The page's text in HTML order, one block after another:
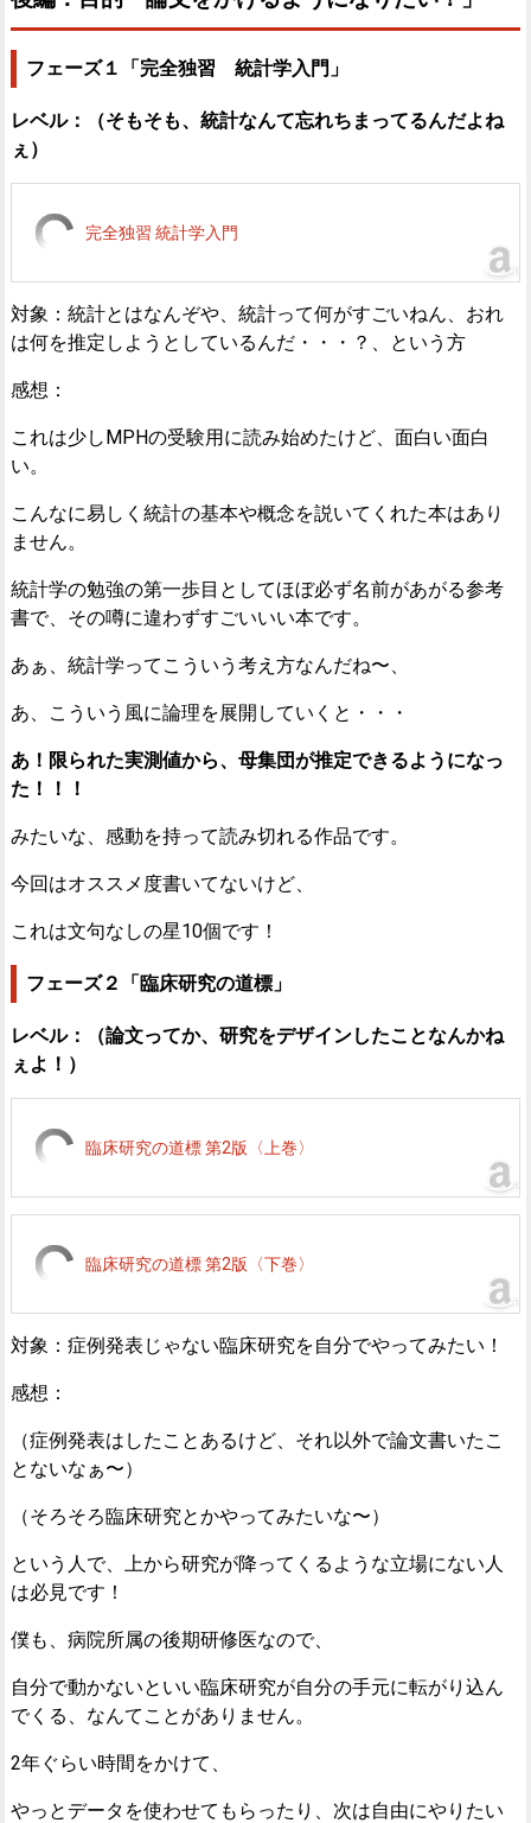
フェーズ１「完全独習 統計学入門」
レベル：（そもそも、統計なんて忘れちまってるんだよね
ぇ）
完全独習 統計学入門
対象：統計とはなんぞや、統計って何がすごいねん、おれ
は何を推定しようとしているんだ・・・？、という方
感想：
これは少しMPHの受験用に読み始めたけど、面白い面白
い。
こんなに易しく統計の基本や概念を説いてくれた本はあり
ません。
統計学の勉強の第一歩目としてほぼ必ず名前があがる参考
書で、その噂に違わずすごいいい本です。
あぁ、統計学ってこういう考え方なんだね〜、
あ、こういう風に論理を展開していくと・・・
あ！限られた実測値から、母集団が推定できるようになっ
た！！！
みたいな、感動を持って読み切れる作品です。
今回はオススメ度書いてないけど、
これは文句なしの星10個です！
フェーズ２「臨床研究の道標」
レベル：（論文ってか、研究をデザインしたことなんかね
ぇよ！）
臨床研究の道標 第2版〈上巻〉
臨床研究の道標 第2版〈下巻〉
対象：症例発表じゃない臨床研究を自分でやってみたい！
感想：
（症例発表はしたことあるけど、それ以外で論文書いたこ
とないなぁ〜）
（そろそろ臨床研究とかやってみたいな〜）
という人で、上から研究が降ってくるような立場にない人
は必見です！
僕も、病院所属の後期研修医なので、
自分で動かないといい臨床研究が自分の手元に転がり込ん
でくる、なんてことがありません。
2年ぐらい時間をかけて、
やっとデータを使わせてもらったり、次は自由にやりたい